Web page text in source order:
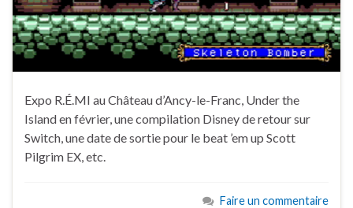
Expo R.É.MI au Château d’Ancy-le-Franc, Under the
Island en février, une compilation Disney de retour sur
Switch, une date de sortie pour le beat ’em up Scott
Pilgrim EX, etc.
Faire un commentaire